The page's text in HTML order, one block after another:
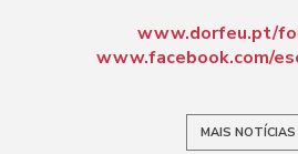
www.dorfeu.pt/
www.facebook.com/
MAIS NOTÍCIAS